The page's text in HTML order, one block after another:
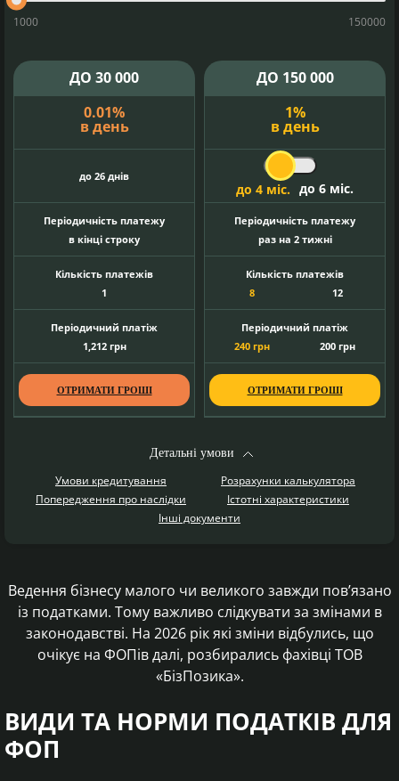
1000 150000
ДО 30 000
0.01%
в день
до 26 днів
Періодичність платежу
в кінці строку
Кількість платежів
1
Періодичний платіж
1,212грн
ОТРИМАТИ ГРОШІ
ДО 150 000
1%
в день
до 4 міс. до 6 міс.
Періодичність платежу
раз на 2 тижні
Кількість платежів
8
12
Періодичний платіж
240 грн 200 грн
ОТРИМАТИ ГРОШІ
Детальні умови
Умови кредитування
Розрахунки калькулятора
Попередження про наслідки
Істотні характеристики
Інші документи
Ведення бізнесу малого чи великого завжди пов’язано
із податками. Тому важливо слідкувати за змінами в
законодавстві. На 2026 рік які зміни відбулись, що
очікує на ФОПів далі, розбирались фахівці ТОВ
«БізПозика».
ВИДИ ТА НОРМИ ПОДАТКІВ ДЛЯ
ФОП